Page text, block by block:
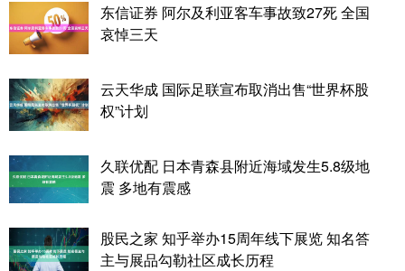
东信证券 阿尔及利亚客车事故致27死 全国
哀悼三天
云天华成 国际足联宣布取消出售“世界杯股
权”计划
久联优配 日本青森县附近海域发生5.8级地
震 多地有震感
股民之家 知乎举办15周年线下展览 知名答
主与展品勾勒社区成长历程